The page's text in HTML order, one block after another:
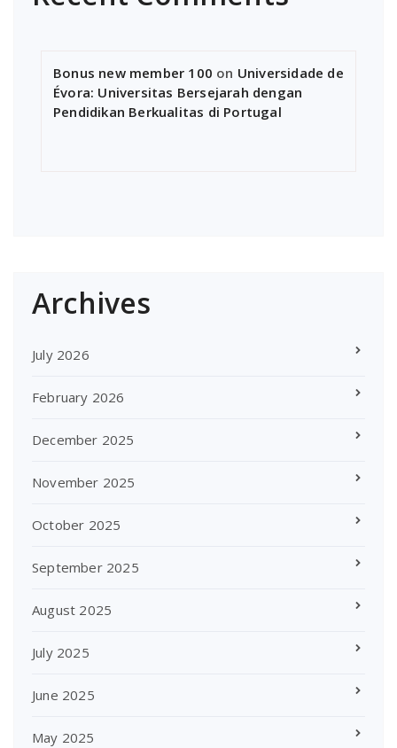
Bonus new member 100 on Universidade de
Évora: Universitas Bersejarah dengan
Pendidikan Berkualitas di Portugal
Archives
July 2026
February 2026
December 2025
November 2025
October 2025
September 2025
August 2025
July 2025
June 2025
May 2025